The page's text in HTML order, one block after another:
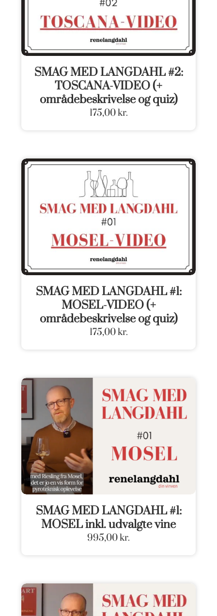
SMAG MED LANGDAHL #2:
TOSCANA-VIDEO (+
områdebeskrivelse og quiz)
175,00kr.
SMAG MED LANGDAHL #1:
MOSEL-VIDEO (+
områdebeskrivelse og quiz)
175,00kr.
SMAG MED LANGDAHL #1:
MOSEL inkl. udvalgte vine
995,00kr.